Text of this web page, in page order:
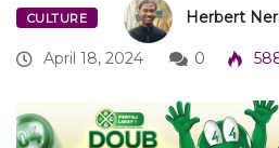
CULTURE Herbert
April 18, 2024 0